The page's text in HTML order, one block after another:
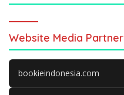
Website Media Partner
bookieindonesia.com